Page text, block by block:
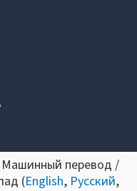
Машинный перевод /
(English, Русский,